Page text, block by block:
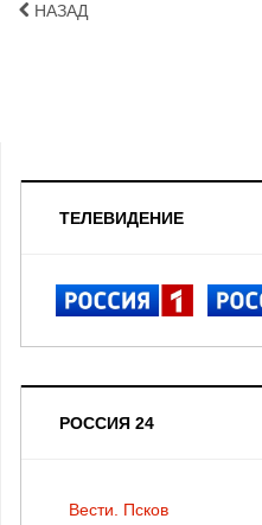
НАЗАД
ТЕЛЕВИДЕНИЕ
РОССИЯ 24
Вести. Псков